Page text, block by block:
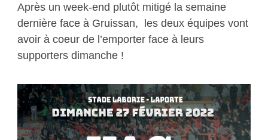
Après un week-end plutôt mitigé la semaine
dernière face à Gruissan, les deux équipes vont
avoir à coeur de l’emporter face à leurs
supporters dimanche !